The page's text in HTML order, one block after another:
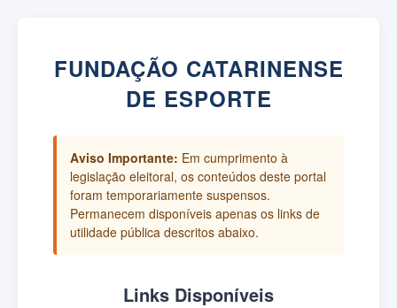
FUNDAÇÃO CATARINENSE
DE ESPORTE
Aviso Importante: Em cumprimento à
legislação eleitoral, os conteúdos deste portal
foram temporariamente suspensos.
Permanecem disponíveis apenas os links de
utilidade pública descritos abaixo.
Links Disponíveis